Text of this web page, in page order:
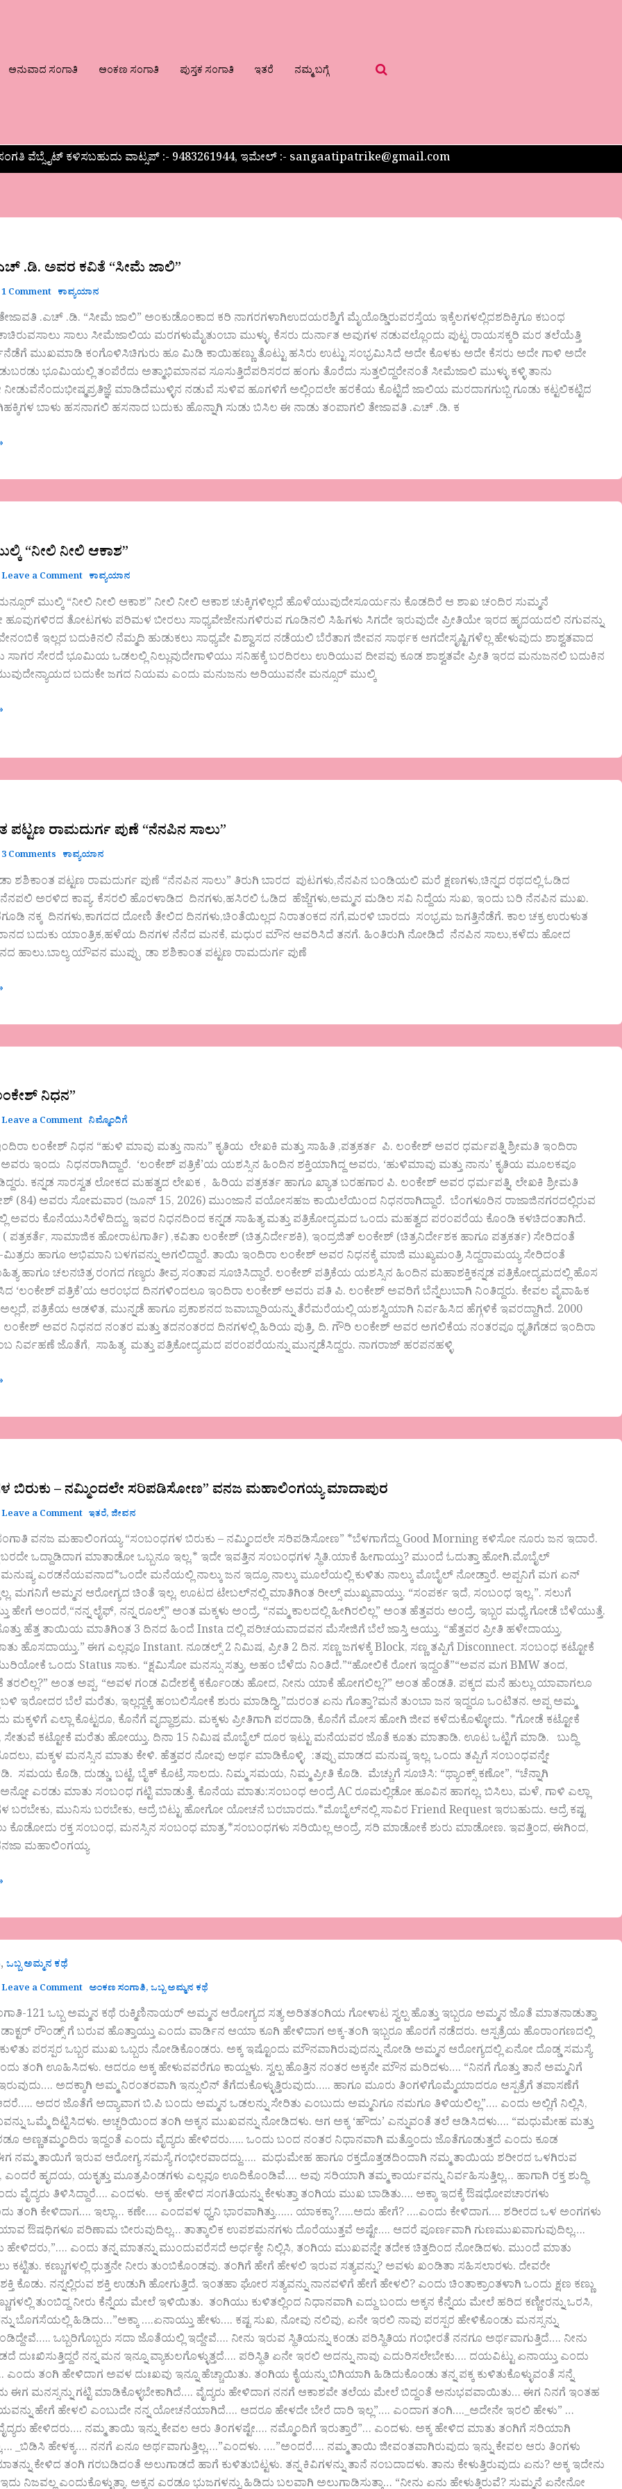
ಅನುವಾದ ಸಂಗಾತಿ ಅಂಕಣ ಸಂಗಾತಿ ಪುಸ್ತಕ ಸಂಗಾತಿ ಇತರೆ ನಮ್ಮ ಬಗ್ಗೆ
ವೆಬ್ಸೈಟ್ ಕಳಿಸಬಹುದು ವಾಟ್ಸಪ್‌ :- 9483261944, ಇಮೇಲ್ :- sangaatipatrike@gmail.com
.ಡಿ. ಅವರ ಕವಿತೆ “ಸೀಮೆ ಜಾಲಿ”
1 Comment ಕಾವ್ಯಯಾನ
ತೇಜಾವತಿ .ಎಚ್ .ಡಿ. “ಸೀಮೆ ಜಾಲಿ” ಅಂಕುಡೊಂಕಾದ ಕರಿ ನಾಗರಗಳಾಗಿಉದಯರಶ್ಮಿಗೆ ಮೈಯೊಡ್ಡಿರುವರಸ್ತೆಯ ಇಕ್ಕೆಲಗಳಲ್ಲಿದಶದಿಕ್ಕಿಗೂ ಕಬಂಧ
ಸಾಲು ಸೀಮೆಜಾಲಿಯ ಮರಗಳುಮೈತುಂಬಾ ಮುಳ್ಳು, ಕೆಸರು ದುರ್ನಾತ ಅವುಗಳ ನಡುವಲ್ಲೊಂದು ಪುಟ್ಟ ರಾಯಸಕ್ಕರಿ ಮರ ತಲೆಯೆತ್ತಿ
ಮುಖಮಾಡಿ ಕಂಗೊಳಿಸಿಚಿಗುರು ಹೂ ಮಿಡಿ ಕಾಯಿಹಣ್ಣು ತೊಟ್ಟು ಹಸಿರು ಉಟ್ಟು ಸಂಭ್ರಮಿಸಿದೆ ಅದೇ ಕೊಳಕು ಅದೇ ಕೆಸರು ಅದೇ ಗಾಳಿ ಅದೇ
ಭೂಮಿಯಲ್ಲಿ ತಂಪೆರೆದು ಅತ್ಮಾಭಿಮಾನವ ಸೂಸುತ್ತಿದೆಪರಿಸರದ ಹಂಗು ತೊರೆದು ಸುತ್ತಲಿದ್ದರೇನಂತೆ ಸೀಮೆಜಾಲಿ ಮುಳ್ಳು ಕಳ್ಳಿ ತಾನು
ಮಾಡಿದೆಮುಳ್ಳಿನ ನಡುವೆ ಸುಳಿವ ಹೂಗಳಿಗೆ ಅಲ್ಲಿಂದಲೇ ಹರಕೆಯ ಕೊಟ್ಟಿದೆ ಜಾಲಿಯ ಮರದಾಗಗುಬ್ಬಿ ಗೂಡು ಕಟ್ಟಲಿಕಟ್ಟಿದ
ಬಾಳು ಹಸನಾಗಲಿ ಹಸನಾದ ಬದುಕು ಹೊನ್ನಾಗಿ ಸುಡು ಬಿಸಿಲ ಈ ನಾಡು ತಂಪಾಗಲಿ ತೇಜಾವತಿ .ಎಚ್ .ಡಿ. ಕ
“ನೀಲಿ ನೀಲಿ ಆಕಾಶ”
Leave a Comment ಕಾವ್ಯಯಾನ
ಮುಲ್ಕಿ “ನೀಲಿ ನೀಲಿ ಆಕಾಶ” ನೀಲಿ ನೀಲಿ ಆಕಾಶ ಚುಕ್ಕಿಗಳಿಲ್ಲದೆ ಹೊಳೆಯುವುದೇಸೂರ್ಯನು ಕೊಡದಿರೆ ಆ ಶಾಖ ಚಂದಿರ ಸುಮ್ಮನೆ
ತೋಟಗಳು ಪರಿಮಳ ಬೀರಲು ಸಾಧ್ಯವೇಜೇನುಗಳಿರುವ ಗೂಡಿನಲಿ ಸಿಹಿಗಳು ಸಿಗದೇ ಇರುವುದೇ ಪ್ರೀತಿಯೇ ಇರದ ಹೃದಯದಲಿ ನಗುವನ್ನು
ಇಲ್ಲದ ಬದುಕಿನಲಿ ನೆಮ್ಮದಿ ಹುಡುಕಲು ಸಾಧ್ಯವೇ ವಿಶ್ವಾಸದ ನಡೆಯಲಿ ಬೆರೆತಾಗ ಜೀವನ ಸಾರ್ಥಕ ಆಗದೇಸೃಷ್ಟಿಗಳೆಲ್ಲ ಹೇಳುವುದು ಶಾಶ್ವತವಾದ
ಸಾಗರ ಸೇರದೆ ಭೂಮಿಯ ಒಡಲಲ್ಲಿ ನಿಲ್ಲುವುದೇಗಾಳಿಯು ಸನಿಹಕ್ಕೆ ಬರದಿರಲು ಉರಿಯುವ ದೀಪವು ಕೂಡ ಶಾಶ್ವತವೇ ಪ್ರೀತಿ ಇರದ ಮನುಜನಲಿ ಬದುಕಿನ
ಬದುಕೇ ಜಗದ ನಿಯಮ ಎಂದು ಮನುಜನು ಅರಿಯುವನೇ ಮನ್ಸೂರ್ ಮುಲ್ಕಿ
ಪಟ್ಟಣ ರಾಮದುರ್ಗ ಪುಣೆ “ನೆನಪಿನ ಸಾಲು”
3 Comments ಕಾವ್ಯಯಾನ
ಡಾ ಶಶಿಕಾಂತ ಪಟ್ಟಣ ರಾಮದುರ್ಗ ಪುಣೆ “ನೆನಪಿನ ಸಾಲು” ತಿರುಗಿ ಬಾರದ ಪುಟಗಳು,ನೆನಪಿನ ಬಂಡಿಯಲಿ ಮರೆ ಕ್ಷಣಗಳು,ಚಿನ್ನದ ರಥದಲ್ಲಿ ಓಡಿದ
ನೆನಪಲಿ ಅರಳಿದ ಕಾವ್ಯ. ಕೆಸರಲಿ ಹೊರಳಾಡಿದ ದಿನಗಳು,ಹಸಿರಲಿ ಓಡಿದ ಹೆಜ್ಜೆಗಳು,ಅಮ್ಮನ ಮಡಿಲ ಸವಿ ನಿದ್ದೆಯ ಸುಖ, ಇಂದು ಬರಿ ನೆನಪಿನ ಮುಖ.
ನಕ್ಕ ದಿನಗಳು,ಕಾಗದದ ದೋಣಿ ತೇಲಿದ ದಿನಗಳು,ಚಿಂತೆಯಿಲ್ಲದ ನಿರಾತಂಕದ ನಗೆ,ಮರಳಿ ಬಾರದು ಸಂಭ್ರಮ ಜಗತ್ತಿನೆಡೆಗೆ. ಕಾಲ ಚಕ್ರ ಉರುಳುತ
ಬದುಕು ಯಾಂತ್ರಿಕ,ಹಳೆಯ ದಿನಗಳ ನೆನೆದ ಮನಕೆ, ಮಧುರ ಮೌನ ಆವರಿಸಿದೆ ತನಗೆ. ಹಿಂತಿರುಗಿ ನೋಡಿದೆ ನೆನಪಿನ ಸಾಲು,ಕಳೆದು ಹೋದ
ಹಾಲು.ಬಾಲ್ಯ ಯೌವನ ಮುಪ್ಪು ಡಾ ಶಶಿಕಾಂತ ಪಟ್ಟಣ ರಾಮದುರ್ಗ ಪುಣೆ
ನಿಧನ”
Leave a Comment ನಿಮ್ಮೊಂದಿಗೆ
ಇಂದಿರಾ ಲಂಕೇಶ್ ನಿಧನ “ಹುಳಿ ಮಾವು ಮತ್ತು ನಾನು” ಕೃತಿಯ ಲೇಖಕಿ ಮತ್ತು ಸಾಹಿತಿ ,ಪತ್ರಕರ್ತ ಪಿ. ಲಂಕೇಶ್ ಅವರ ಧರ್ಮಪತ್ನಿ ಶ್ರೀಮತಿ ಇಂದಿರಾ
ಇಂದು ನಿಧನರಾಗಿದ್ದಾರೆ. ‘ಲಂಕೇಶ್ ಪತ್ರಿಕೆ’ಯ ಯಶಸ್ಸಿನ ಹಿಂದಿನ ಶಕ್ತಿಯಾಗಿದ್ದ ಅವರು, ‘ಹುಳಿಮಾವು ಮತ್ತು ನಾನು’ ಕೃತಿಯ ಮೂಲಕವೂ
ಕನ್ನಡ ಸಾರಸ್ವತ ಲೋಕದ ಮಹತ್ವದ ಲೇಖಕ , ಹಿರಿಯ ಪತ್ರಕರ್ತ ಹಾಗೂ ಖ್ಯಾತ ಬರಹಗಾರ ಪಿ. ಲಂಕೇಶ್ ಅವರ ಧರ್ಮಪತ್ನಿ, ಲೇಖಕಿ ಶ್ರೀಮತಿ
(84) ಅವರು ಸೋಮವಾರ (ಜೂನ್ 15, 2026) ಮುಂಜಾನೆ ವಯೋಸಹಜ ಕಾಯಿಲೆಯಿಂದ ನಿಧನರಾಗಿದ್ದಾರೆ. ಬೆಂಗಳೂರಿನ ರಾಜಾಜಿನಗರದಲ್ಲಿರುವ
ಅವರು ಕೊನೆಯುಸಿರೆಳೆದಿದ್ದು, ಇವರ ನಿಧನದಿಂದ ಕನ್ನಡ ಸಾಹಿತ್ಯ ಮತ್ತು ಪತ್ರಿಕೋದ್ಯಮದ ಒಂದು ಮಹತ್ವದ ಪರಂಪರೆಯ ಕೊಂಡಿ ಕಳಚಿದಂತಾಗಿದೆ.
ಸಾಮಾಜಿಕ ಹೋರಾಟಗಾರ್ತಿ) ,ಕವಿತಾ ಲಂಕೇಶ್ (ಚಿತ್ರನಿರ್ದೇಶಕಿ), ಇಂದ್ರಜಿತ್ ಲಂಕೇಶ್ (ಚಿತ್ರನಿರ್ದೇಶಕ ಹಾಗೂ ಪತ್ರಕರ್ತ) ಸೇರಿದಂತೆ
ಹಾಗೂ ಅಭಿಮಾನಿ ಬಳಗವನ್ನು ಅಗಲಿದ್ದಾರೆ. ತಾಯಿ ಇಂದಿರಾ ಲಂಕೇಶ್ ಅವರ ನಿಧನಕ್ಕೆ ಮಾಜಿ ಮುಖ್ಯಮಂತ್ರಿ ಸಿದ್ದರಾಮಯ್ಯ ಸೇರಿದಂತೆ
ಹಾಗೂ ಚಲನಚಿತ್ರ ರಂಗದ ಗಣ್ಯರು ತೀವ್ರ ಸಂತಾಪ ಸೂಚಿಸಿದ್ದಾರೆ. ಲಂಕೇಶ್ ಪತ್ರಿಕೆಯ ಯಶಸ್ಸಿನ ಹಿಂದಿನ ಮಹಾಶಕ್ತಿಕನ್ನಡ ಪತ್ರಿಕೋದ್ಯಮದಲ್ಲಿ ಹೊಸ
‘ಲಂಕೇಶ್ ಪತ್ರಿಕೆ’ಯ ಆರಂಭದ ದಿನಗಳಿಂದಲೂ ಇಂದಿರಾ ಲಂಕೇಶ್ ಅವರು ಪತಿ ಪಿ. ಲಂಕೇಶ್ ಅವರಿಗೆ ಬೆನ್ನೆಲುಬಾಗಿ ನಿಂತಿದ್ದರು. ಕೇವಲ ವೈವಾಹಿಕ
ಅಲ್ಲದೆ, ಪತ್ರಿಕೆಯ ಆಡಳಿತ, ಮುನ್ನಡೆ ಹಾಗೂ ಪ್ರಕಾಶನದ ಜವಾಬ್ದಾರಿಯನ್ನು ತೆರೆಮರೆಯಲ್ಲಿ ಯಶಸ್ವಿಯಾಗಿ ನಿರ್ವಹಿಸಿದ ಹೆಗ್ಗಳಿಕೆ ಇವರದ್ದಾಗಿದೆ. 2000
ಅವರ ನಿಧನದ ನಂತರ ಮತ್ತು ತದನಂತರದ ದಿನಗಳಲ್ಲಿ ಹಿರಿಯ ಪುತ್ರಿ, ದಿ. ಗೌರಿ ಲಂಕೇಶ್ ಅವರ ಅಗಲಿಕೆಯ ನಂತರವೂ ಧೃತಿಗೆಡದ ಇಂದಿರಾ
ನಿರ್ವಹಣೆ ಜೊತೆಗೆ, ಸಾಹಿತ್ಯ ಮತ್ತು ಪತ್ರಿಕೋದ್ಯಮದ ಪರಂಪರೆಯನ್ನು ಮುನ್ನಡೆಸಿದ್ದರು. ನಾಗರಾಜ್‌ ಹರಪನಹಳ್ಳಿ
ಬಿರುಕು – ನಮ್ಮಿಂದಲೇ ಸರಿಪಡಿಸೋಣ” ವನಜ ಮಹಾಲಿಂಗಯ್ಯ ಮಾದಾಪುರ
Leave a Comment ಇತರೆ,ಜೀವನ
ವನಜ ಮಹಾಲಿಂಗಯ್ಯ “ಸಂಬಂಧಗಳ ಬಿರುಕು – ನಮ್ಮಿಂದಲೇ ಸರಿಪಡಿಸೋಣ” *ಬೆಳಗಾಗೆದ್ದು Good Morning ಕಳಿಸೋ ನೂರು ಜನ ಇದಾರೆ.
ಬರದೇ ಒದ್ದಾಡಿದಾಗ ಮಾತಾಡೋ ಒಬ್ಬನೂ ಇಲ್ಲ.* ಇದೇ ಇವತ್ತಿನ ಸಂಬಂಧಗಳ ಸ್ಥಿತಿ.ಯಾಕೆ ಹೀಗಾಯ್ತು? ಮುಂದೆ ಓದುತ್ತಾ ಹೋಗಿ.ಮೊಬೈಲ್
ಎರಡನೆಯವನಾದ*ಒಂದೇ ಮನೆಯಲ್ಲಿ ನಾಲ್ಕು ಜನ ಇದ್ರೂ ನಾಲ್ಕು ಮೂಲೆಯಲ್ಲಿ ಕುಳಿತು ನಾಲ್ಕು ಮೊಬೈಲ್ ನೋಡ್ತಾರೆ. ಅಪ್ಪನಿಗೆ ಮಗ ಏನ್
ಮಗನಿಗೆ ಅಮ್ಮನ ಆರೋಗ್ಯದ ಚಿಂತೆ ಇಲ್ಲ. ಊಟದ ಟೇಬಲ್‌ನಲ್ಲಿ ಮಾತಿಗಿಂತ ರೀಲ್ಸ್ ಮುಖ್ಯವಾಯ್ತು. “ಸಂಪರ್ಕ ಇದೆ, ಸಂಬಂಧ ಇಲ್ಲ.”. ಸಲುಗೆ
ಹೇಗೆ ಅಂದರೆ,“ನನ್ನ ಲೈಫ್, ನನ್ನ ರೂಲ್ಸ್” ಅಂತ ಮಕ್ಕಳು ಅಂದ್ರೆ, “ನಮ್ಮ ಕಾಲದಲ್ಲಿ ಹೀಗಿರಲಿಲ್ಲ” ಅಂತ ಹೆತ್ತವರು ಅಂದ್ರೆ. ಇಬ್ಬರ ಮಧ್ಯೆ ಗೋಡೆ ಬೆಳೆಯುತ್ತೆ.
ಹೆತ್ತ ತಾಯಿಯ ಮಾತಿಗಿಂತ 3 ದಿನದ ಹಿಂದೆ Insta ದಲ್ಲಿ ಪರಿಚಯವಾದವನ ಮೆಸೇಜಿಗೆ ಬೆಲೆ ಜಾಸ್ತಿ ಆಯ್ತು. “ಹೆತ್ತವರ ಪ್ರೀತಿ ಹಳೇದಾಯ್ತು,
ಹೊಸದಾಯ್ತು.” ಈಗ ಎಲ್ಲವೂ Instant. ನೂಡಲ್ಸ್ 2 ನಿಮಿಷ, ಪ್ರೀತಿ 2 ದಿನ. ಸಣ್ಣ ಜಗಳಕ್ಕೆ Block, ಸಣ್ಣ ತಪ್ಪಿಗೆ Disconnect. ಸಂಬಂಧ ಕಟ್ಟೋಕೆ
ಒಂದು Status ಸಾಕು. “ಕ್ಷಮಿಸೋ ಮನಸ್ಸು ಸತ್ತು, ಅಹಂ ಬೆಳೆದು ನಿಂತಿದೆ.”“ಹೋಲಿಕೆ ರೋಗ ಇದ್ದಂತೆ”“ಅವನ ಮಗ BMW ತಂದ,
ತರಲಿಲ್ಲ?” ಅಂತ ಅಪ್ಪ. “ಅವಳ ಗಂಡ ವಿದೇಶಕ್ಕೆ ಕರ್ಕೊಂಡು ಹೋದ, ನೀನು ಯಾಕೆ ಹೋಗಲಿಲ್ಲ?” ಅಂತ ಹೆಂಡತಿ. ಪಕ್ಕದ ಮನೆ ಹುಲ್ಲು ಯಾವಾಗಲೂ
ಇರೋದರ ಬೆಲೆ ಮರೆತು, ಇಲ್ಲದ್ದಕ್ಕೆ ಹಂಬಲಿಸೋಕೆ ಶುರು ಮಾಡಿದ್ವಿ.”ದುರಂತ ಏನು ಗೊತ್ತಾ?ಮನೆ ತುಂಬಾ ಜನ ಇದ್ದರೂ ಒಂಟಿತನ. ಅಪ್ಪ ಅಮ್ಮ
ಮಕ್ಕಳಿಗೆ ಎಲ್ಲಾ ಕೊಟ್ಟರೂ, ಕೊನೆಗೆ ವೃದ್ಧಾಶ್ರಮ. ಮಕ್ಕಳು ಪ್ರೀತಿಗಾಗಿ ಪರದಾಡಿ, ಕೊನೆಗೆ ಮೋಸ ಹೋಗಿ ಜೀವ ಕಳೆದುಕೊಳ್ಳೋದು. *ಗೋಡೆ ಕಟ್ಟೋಕೆ
ಸೇತುವೆ ಕಟ್ಟೋಕೆ ಮರೆತು ಹೋಯ್ತು. ದಿನಾ 15 ನಿಮಿಷ ಮೊಬೈಲ್ ದೂರ ಇಟ್ಟು ಮನೆಯವರ ಜೊತೆ ಕೂತು ಮಾತಾಡಿ. ಊಟ ಒಟ್ಟಿಗೆ ಮಾಡಿ. ಬುದ್ಧಿ
ಮಕ್ಕಳ ಮನಸ್ಸಿನ ಮಾತು ಕೇಳಿ. ಹೆತ್ತವರ ನೋವು ಅರ್ಥ ಮಾಡಿಕೊಳ್ಳಿ. :ತಪ್ಪು ಮಾಡದ ಮನುಷ್ಯ ಇಲ್ಲ. ಒಂದು ತಪ್ಪಿಗೆ ಸಂಬಂಧವನ್ನೇ
ಸಮಯ ಕೊಡಿ, ದುಡ್ಡು, ಬಟ್ಟೆ, ಬೈಕ್ ಕೊಟ್ರೆ ಸಾಲದು. ನಿಮ್ಮ ಸಮಯ, ನಿಮ್ಮ ಪ್ರೀತಿ ಕೊಡಿ. ಮೆಚ್ಚುಗೆ ಸೂಚಿಸಿ: “ಥ್ಯಾಂಕ್ಸ್ ಕಣೋ”, “ಚೆನ್ನಾಗಿ
ಎರಡು ಮಾತು ಸಂಬಂಧ ಗಟ್ಟಿ ಮಾಡುತ್ತೆ. ಕೊನೆಯ ಮಾತು:ಸಂಬಂಧ ಅಂದ್ರೆ AC ರೂಮಲ್ಲಿಡೋ ಹೂವಿನ ಹಾಗಲ್ಲ. ಬಿಸಿಲು, ಮಳೆ, ಗಾಳಿ ಎಲ್ಲಾ
ಬರಬೇಕು, ಮುನಿಸು ಬರಬೇಕು, ಆದ್ರೆ ಬಿಟ್ಟು ಹೋಗೋ ಯೋಚನೆ ಬರಬಾರದು.*ಮೊಬೈಲ್‌ನಲ್ಲಿ ಸಾವಿರ Friend Request ಇರಬಹುದು. ಆದ್ರೆ ಕಷ್ಟ
ಕೊಡೋದು ರಕ್ತ ಸಂಬಂಧ, ಮನಸ್ಸಿನ ಸಂಬಂಧ ಮಾತ್ರ.*ಸಂಬಂಧಗಳು ಸರಿಯಿಲ್ಲ ಅಂದ್ರೆ, ಸರಿ ಮಾಡೋಕೆ ಶುರು ಮಾಡೋಣ. ಇವತ್ತಿಂದ, ಈಗಿಂದ,
ಮಹಾಲಿಂಗಯ್ಯ
, ಒಬ್ಬ ಅಮ್ಮನ ಕಥೆ
Leave a Comment ಅಂಕಣ ಸಂಗಾತಿ,ಒಬ್ಬ ಅಮ್ಮನ ಕಥೆ
121 ಒಬ್ಬ ಅಮ್ಮನ ಕಥೆ ರುಕ್ಮಿಣಿನಾಯರ್ ಅಮ್ಮನ ಆರೋಗ್ಯದ ಸತ್ಯ ಅರಿತತಂಗಿಯ ಗೋಳಾಟ ಸ್ವಲ್ಪ ಹೊತ್ತು ಇಬ್ಬರೂ ಅಮ್ಮನ ಜೊತೆ ಮಾತನಾಡುತ್ತಾ
ರೌಂಡ್ಸ್ ಗೆ ಬರುವ ಹೊತ್ತಾಯ್ತು ಎಂದು ವಾರ್ಡಿನ ಆಯಾ ಕೂಗಿ ಹೇಳಿದಾಗ ಅಕ್ಕ-ತಂಗಿ ಇಬ್ಬರೂ ಹೊರಗೆ ನಡೆದರು. ಆಸ್ಪತ್ರೆಯ ಹೊರಾಂಗಣದಲ್ಲಿ
ಪರಸ್ಪರ ಒಬ್ಬರ ಮುಖ ಒಬ್ಬರು ನೋಡಿಕೊಂಡರು. ಅಕ್ಕ ಇಷ್ಟೊಂದು ಮೌನವಾಗಿರುವುದನ್ನು ನೋಡಿ ಅಮ್ಮನ ಆರೋಗ್ಯದಲ್ಲಿ ಏನೋ ದೊಡ್ಡ ಸಮಸ್ಯೆ
ತಂಗಿ ಊಹಿಸಿದಳು. ಆದರೂ ಅಕ್ಕ ಹೇಳುವವರೆಗೂ ಕಾಯ್ದಳು. ಸ್ವಲ್ಪ ಹೊತ್ತಿನ ನಂತರ ಅಕ್ಕನೇ ಮೌನ ಮರಿದಳು…. “ನಿನಗೆ ಗೊತ್ತು ತಾನೆ ಅಮ್ಮನಿಗೆ
ಅದಕ್ಕಾಗಿ ಅಮ್ಮ ನಿರಂತರವಾಗಿ ಇನ್ಸುಲಿನ್ ತೆಗೆದುಕೊಳ್ಳುತ್ತಿರುವುದು….. ಹಾಗೂ ಮೂರು ತಿಂಗಳಿಗೊಮ್ಮೆಯಾದರೂ ಆಸ್ಪತ್ರೆಗೆ ತಪಾಸಣೆಗೆ
ಅದರ ಜೊತೆಗೆ ಅದ್ಯಾವಾಗ ಬಿ.ಪಿ ಬಂದು ಅಮ್ಮನ ಒಡಲನ್ನು ಸೇರಿತು ಎಂಬುದು ಅಮ್ಮನಿಗೂ ನಮಗೂ ತಿಳಿಯಲಿಲ್ಲ”…. ಎಂದು ಅಲ್ಲಿಗೆ ನಿಲ್ಲಿಸಿ,
ಒಮ್ಮೆ ದಿಟ್ಟಿಸಿದಳು. ಅಚ್ಚರಿಯಿಂದ ತಂಗಿ ಅಕ್ಕನ ಮುಖವನ್ನು ನೋಡಿದಳು. ಆಗ ಅಕ್ಕ ‘ಹೌದು’ ಎನ್ನುವಂತೆ ತಲೆ ಆಡಿಸಿದಳು…. “ಮಧುಮೇಹ ಮತ್ತು
ಅಣ್ಣತಮ್ಮಂದಿರು ಇದ್ದಂತೆ ಎಂದು ವೈದ್ಯರು ಹೇಳಿದರು….. ಒಂದು ಬಂದ ನಂತರ ನಿಧಾನವಾಗಿ ಮತ್ತೊಂದು ಜೊತೆಗೂಡುತ್ತದೆ ಎಂದು ಕೂಡ
ನಮ್ಮ ತಾಯಿಗೆ ಇರುವ ಆರೋಗ್ಯ ಸಮಸ್ಯೆ ಗಂಭೀರವಾದದ್ದು….. ಮಧುಮೇಹ ಹಾಗೂ ರಕ್ತದೊತ್ತಡದಿಂದಾಗಿ ನಮ್ಮ ತಾಯಿಯ ಶರೀರದ ಒಳಗಿರುವ
ಎಂದರೆ ಹೃದಯ, ಯಕೃತ್ತು ಮೂತ್ರಪಿಂಡಗಳು ಎಲ್ಲವೂ ಊದಿಕೊಂಡಿವೆ…. ಅವು ಸರಿಯಾಗಿ ತಮ್ಮ ಕಾರ್ಯವನ್ನು ನಿರ್ವಹಿಸುತ್ತಿಲ್ಲ… ಹಾಗಾಗಿ ರಕ್ತ ಶುದ್ಧಿ
ವೈದ್ಯರು ತಿಳಿಸಿದ್ದಾರೆ…. ಎಂದಳು. ಅಕ್ಕ ಹೇಳಿದ ಸಂಗತಿಯನ್ನು ಕೇಳುತ್ತಾ ತಂಗಿಯ ಮುಖ ಬಾಡಿತು…. ಅಕ್ಕಾ ಇದಕ್ಕೆ ಔಷಧೋಪಚಾರಗಳು
ತಂಗಿ ಕೇಳಿದಾಗ…. ಇಲ್ಲಾ… ಕಣೇ…. ಎಂದವಳ ಧ್ವನಿ ಭಾರವಾಗಿತ್ತು…… ಯಾಕಕ್ಕಾ?…..ಅದು ಹೇಗೆ? ….ಎಂದು ಕೇಳಿದಾಗ…. ಶರೀರದ ಒಳ ಅಂಗಗಳು
ಯಾವ ಔಷಧಿಗಳೂ ಪರಿಣಾಮ ಬೀರುವುದಿಲ್ಲ… ತಾತ್ಕಾಲಿಕ ಉಪಶಮನಗಳು ದೊರೆಯುತ್ತವೆ ಅಷ್ಟೇ…. ಆದರೆ ಪೂರ್ಣವಾಗಿ ಗುಣಮುಖವಾಗುವುದಿಲ್ಲ….
ಹೇಳಿದರು,”…. ಎಂದು ತನ್ನ ಮಾತನ್ನು ಮುಂದುವರೆಸದೆ ಅರ್ಧಕ್ಕೇ ನಿಲ್ಲಿಸಿ, ತಂಗಿಯ ಮುಖವನ್ನೇ ತದೇಕ ಚಿತ್ತದಿಂದ ನೋಡಿದಳು.‌ ಮುಂದೆ ಮಾತು
ಕಟ್ಟಿತು. ಕಣ್ಣುಗಳಲ್ಲಿ ಧುತ್ತನೇ ನೀರು ತುಂಬಿಕೊಂಡವು. ತಂಗಿಗೆ ಹೇಗೆ ಹೇಳಲಿ ಇರುವ ಸತ್ಯವನ್ನು? ಅವಳು ಖಂಡಿತಾ ಸಹಿಸಲಾರಳು. ದೇವರೇ
ಕೊಡು. ನನ್ನಲ್ಲಿರುವ ಶಕ್ತಿ ಉಡುಗಿ ಹೋಗುತ್ತಿದೆ. ಇಂತಹಾ ಘೋರ ಸತ್ಯವನ್ನು ನಾನವಳಿಗೆ ಹೇಗೆ ಹೇಳಲಿ? ಎಂದು ಚಿಂತಾಕ್ರಾಂತಳಾಗಿ ಒಂದು ಕ್ಷಣ ಕಣ್ಣು
ತುಂಬಿದ್ದ ನೀರು ಕೆನ್ನೆಯ ಮೇಲೆ ಇಳಿಯಿತು. ತಂಗಿಯು ಕುಳಿತಲ್ಲಿಂದ ನಿಧಾನವಾಗಿ ಎದ್ದು ಬಂದು ಅಕ್ಕನ ಕೆನ್ನೆಯ ಮೇಲೆ ಹರಿದ ಕಣ್ಣೀರನ್ನು ಒರಸಿ,
ಬೊಗಸೆಯಲ್ಲಿ ಹಿಡಿದು…”ಅಕ್ಕಾ ….ಏನಾಯ್ತು ಹೇಳು…. ಕಷ್ಟ ಸುಖ, ನೋವು ನಲಿವು, ಏನೇ ಇರಲಿ ನಾವು ಪರಸ್ಪರ ಹೇಳಿಕೊಂಡು ಮನಸ್ಸನ್ನು
ಒಬ್ಬರಿಗೊಬ್ಬರು ಸದಾ ಜೊತೆಯಲ್ಲಿ ಇದ್ದೇವೆ…. ನೀನು ಇರುವ ಸ್ಥಿತಿಯನ್ನು ಕಂಡು ಪರಿಸ್ಥಿತಿಯ ಗಂಭೀರತೆ ನನಗೂ ಅರ್ಥವಾಗುತ್ತಿದೆ…. ನೀನು
ದುಃಖಿಸುತ್ತಿದ್ದರೆ ನನ್ನ ಮನ ಇನ್ನೂ ವ್ಯಾಕುಲಗೊಳ್ಳುತ್ತದೆ…. ಪರಿಸ್ಥಿತಿ ಏನೇ ಇರಲಿ ಅದನ್ನು ನಾವು ಎದುರಿಸಲೇಬೇಕು…. ದಯವಿಟ್ಟು ಏನಾಯ್ತು ಎಂದು
ಎಂದು ತಂಗಿ ಹೇಳಿದಾಗ ಅವಳ ದುಃಖವು ಇನ್ನೂ ಹೆಚ್ಚಾಯಿತು. ತಂಗಿಯ ಕೈಯನ್ನು ಬಿಗಿಯಾಗಿ ಹಿಡಿದುಕೊಂಡು ತನ್ನ ಪಕ್ಕ ಕುಳಿತುಕೊಳ್ಳುವಂತೆ ಸನ್ನೆ
ಈಗ ಮನಸ್ಸನ್ನು ಗಟ್ಟಿ ಮಾಡಿಕೊಳ್ಳಬೇಕಾಗಿದೆ…. ವೈದ್ಯರು ಹೇಳಿದಾಗ ನನಗೆ ಆಕಾಶವೇ ತಲೆಯ ಮೇಲೆ ಬಿದ್ದಂತೆ ಅನುಭವವಾಯಿತು… ಈಗ ನಿನಗೆ ಇಂತಹ
ಹೇಗೆ ಹೇಳಲಿ ಎಂಬುದೇ ನನ್ನ ಯೋಚನೆಯಾಗಿದೆ…. ಆದರೂ ಹೇಳದೇ ಬೇರೆ ದಾರಿ ಇಲ್ಲ”…. ಎಂದಾಗ ತಂಗಿ…._ಅದೇನೇ ಇರಲಿ ಹೇಳು” …
ಹೇಳಿದರು…. ನಮ್ಮ ತಾಯಿ ಇನ್ನು ಕೇವಲ ಆರು ತಿಂಗಳಷ್ಟೇ…. ನಮ್ಮೊಂದಿಗೆ ಇರುತ್ತಾರೆ”… ಎಂದಳು.‌ ಅಕ್ಕ ಹೇಳಿದ ಮಾತು ತಂಗಿಗೆ ಸರಿಯಾಗಿ
_ಬಿಡಿಸಿ ಹೇಳಕ್ಕ…. ನನಗೆ ಏನೂ ಅರ್ಥವಾಗುತ್ತಿಲ್ಲ….”ಎಂದಳು. ….”ಅಂದರೆ…. ನಮ್ಮ ತಾಯಿ ಜೀವಂತವಾಗಿರುವುದು ಇನ್ನು ಕೇವಲ ಆರು ತಿಂಗಳು
ಕೇಳಿದ ತಂಗಿ ಗರಬಡಿದಂತೆ ಅಲುಗಾಡದೆ ಹಾಗೆ ಕುಳಿತುಬಿಟ್ಟಳು. ತನ್ನ ಕಿವಿಗಳನ್ನು ತಾನೆ ನಂಬದಾದಳು. ತಾನು ಕೇಳುತ್ತಿರುವುದು ಏನು? ಅಕ್ಕ ಇದೇನು
ಇದು ನಿಜವಲ್ಲ ಎಂದುಕೊಳ್ಳುತ್ತಾ, ಅಕ್ಕನ ಎರಡೂ ಭುಜಗಳನ್ನು ಹಿಡಿದು ಬಲವಾಗಿ ಅಲುಗಾಡಿಸುತ್ತಾ… “ನೀನು ಏನು ಹೇಳುತ್ತಿರುವೆ? ಸುಮ್ಮನೆ ಏನೇನೋ